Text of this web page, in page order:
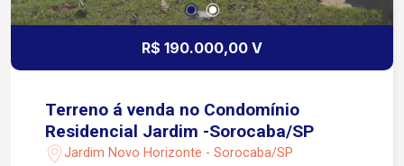
R$ 190.000,00 V
Terreno á venda no Condomínio
Residencial Jardim -Sorocaba/SP
Jardim Novo Horizonte - Sorocaba/SP